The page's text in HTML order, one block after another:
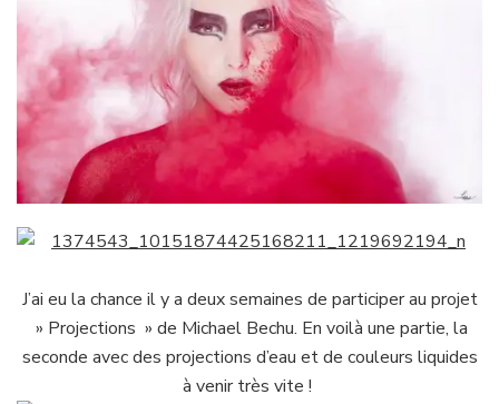
J’ai eu la chance il y a deux semaines de participer au projet
» Projections » de Michael Bechu. En voilà une partie, la
seconde avec des projections d’eau et de couleurs liquides
à venir très vite !